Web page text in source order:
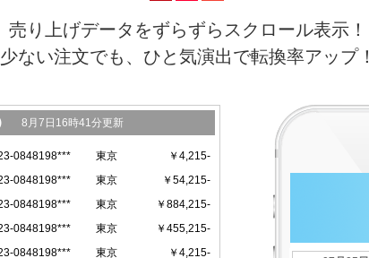
売り上げデータをずらずらスクロール表示！
少ない注文でも、ひと気演出で転換率アップ！